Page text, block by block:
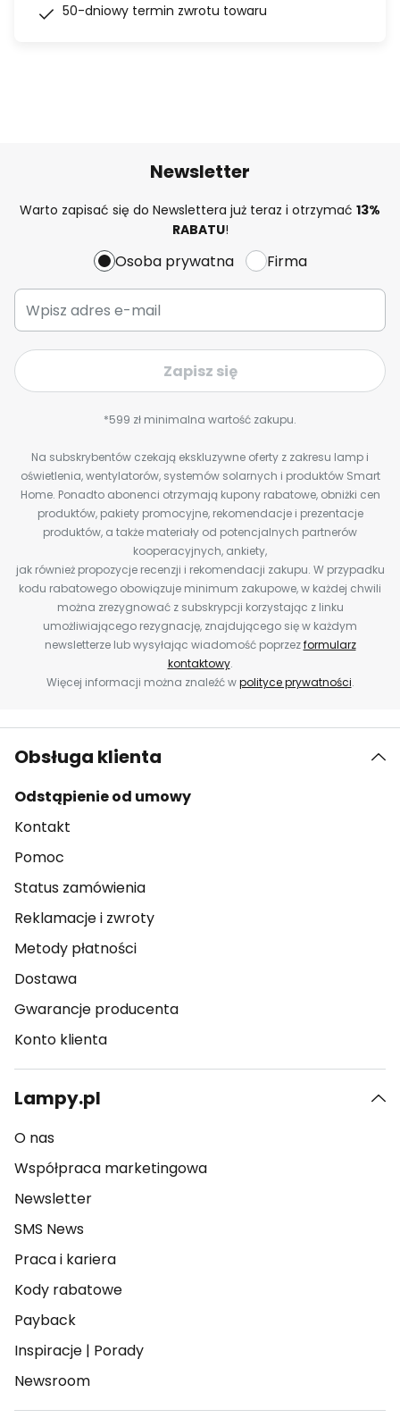
50-dniowy termin zwrotu towaru
Newsletter
Warto zapisać się do Newslettera już teraz i otrzymać 13%
RABATU!
Osoba prywatna Firma
Zapisz się
*599 zł minimalna wartość zakupu.
Na subskrybentów czekają ekskluzywne oferty z zakresu lamp i
oświetlenia, wentylatorów, systemów solarnych i produktów Smart
Home. Ponadto abonenci otrzymają kupony rabatowe, obniżki cen
produktów, pakiety promocyjne, rekomendacje i prezentacje
produktów, a także materiały od potencjalnych partnerów
kooperacyjnych, ankiety,
jak również propozycje recenzji i rekomendacji zakupu. W przypadku
kodu rabatowego obowiązuje minimum zakupowe, w każdej chwili
można zrezygnować z subskrypcji korzystając z linku
umożliwiającego rezygnację, znajdującego się w każdym
newsletterze lub wysyłając wiadomość poprzezformularz
kontaktowy.
Więcej informacji można znaleźć wpolityce prywatności.
Obsługa klienta
Odstąpienie od umowy
Kontakt
Pomoc
Status zamówienia
Reklamacje i zwroty
Metody płatności
Dostawa
Gwarancje producenta
Konto klienta
Lampy.pl
O nas
Współpraca marketingowa
Newsletter
SMS News
Praca i kariera
Kody rabatowe
Payback
Inspiracje | Porady
Newsroom